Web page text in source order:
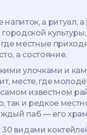
а ритуал,
местные
а состояние.
улочками и
, месте, где
самом известном
так и редкое
паб — его
видами